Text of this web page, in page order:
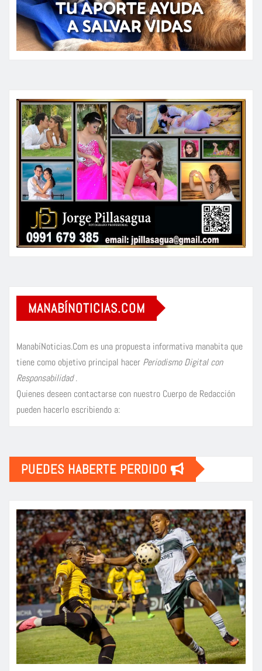
MANABÍNOTICIAS.COM
ManabíNoticias.Com es una propuesta informativa manabita que
tiene como objetivo principal hacer Periodismo Digital con
Responsabilidad.
Quienes deseen contactarse con nuestro Cuerpo de Redacción
pueden hacerlo escribiendo a:
PUEDES HABERTE PERDIDO